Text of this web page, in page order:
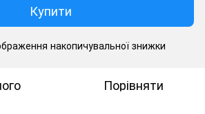
Купити
накопичувальної знижки
Порівняти